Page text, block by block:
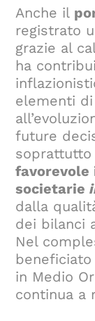
Anche il
registrato
grazie al
ha
elementi
future
favorevole
societarie
dalla
dei bilanci
Nel
in Medio
continua a